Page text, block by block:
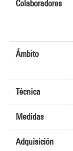
Colaboradores
Ámbito
Técnica
Medidas
Adquisición